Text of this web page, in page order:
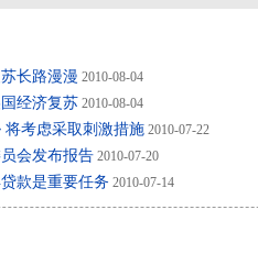
长路漫漫 2010-08-04
经济复苏 2010-08-04
考虑采取刺激措施 2010-07-22
会发布报告 2010-07-20
款是重要任务 2010-07-14